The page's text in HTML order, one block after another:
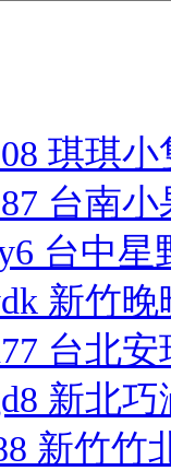
琪琪小
台南
台中
新竹
台北
新北
新竹竹